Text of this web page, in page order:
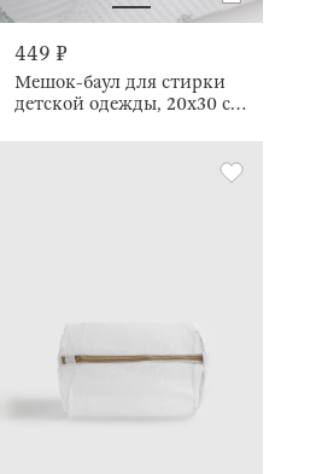
449 ₽
Мешок-баул для стирки
детской одежды, 20х30 см,